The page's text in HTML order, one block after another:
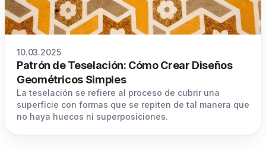
10.03.2025
Patrón de Teselación: Cómo Crear Diseños
Geométricos Simples
La teselación se refiere al proceso de cubrir una
superficie con formas que se repiten de tal manera que
no haya huecos ni superposiciones.